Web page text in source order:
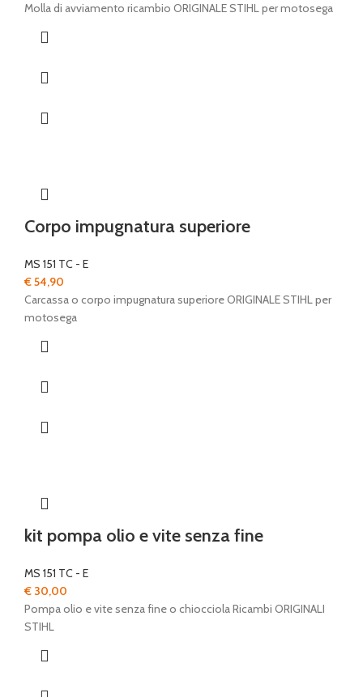
Molla di avviamento ricambio ORIGINALE STIHL per motosega
Corpo impugnatura superiore
MS 151 TC - E
€54,90
Carcassa o corpo impugnatura superiore ORIGINALE STIHL per
motosega
kit pompa olio e vite senza fine
MS 151 TC - E
€ 30,00
Pompa olio e vite senza fine o chiocciola Ricambi ORIGINALI
STIHL